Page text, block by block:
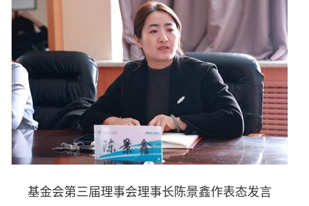
基金会第三届理事会理事长陈景鑫作表态发言